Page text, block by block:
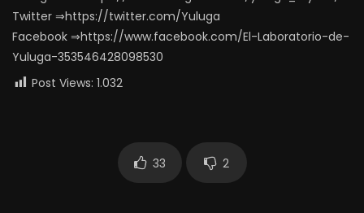
Twitter ⇒https://twitter.com/Yuluga
Facebook ⇒https://www.facebook.com/El-Laboratorio-de-
Yuluga-353546428098530
Post Views: 1.032
33 2